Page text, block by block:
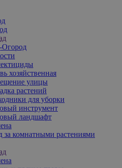
Огород
хозяйственная
улицы
растений
для уборки
инструмент
ландшафт
за комнатными растениями